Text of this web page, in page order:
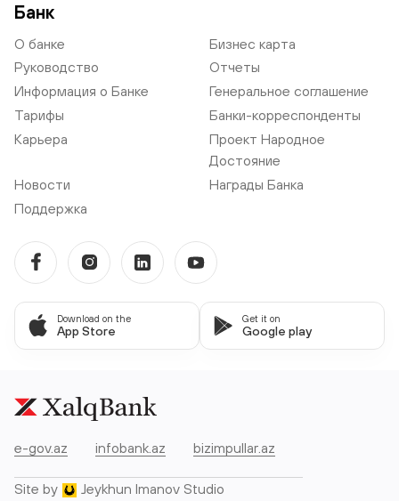
Банк
О банке
Бизнес карта
Руководство
Отчеты
Информация о Банке
Генеральное соглашение
Тарифы
Банки-корреспонденты
Карьера
Проект Народное
Достояние
Новости
Награды Банка
Поддержка
Download on the
App Store
Get it on
Google play
e-gov.az infobank.az bizimpullar.az
Site by Jeykhun Imanov Studio